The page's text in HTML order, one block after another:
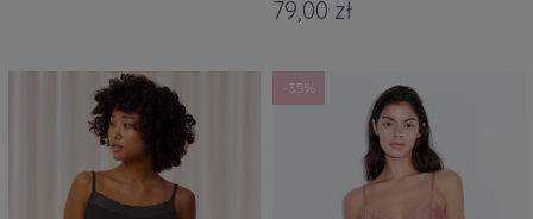
79,00 zł
-35%